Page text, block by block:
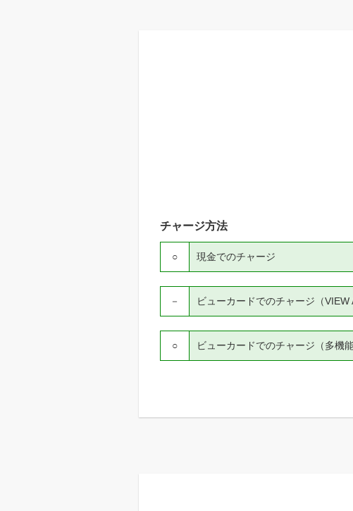
チャージ方法
現金でのチャージ
○
ビューカードでのチャージ（VIEW
－
ビューカードでのチャージ（多機能
○